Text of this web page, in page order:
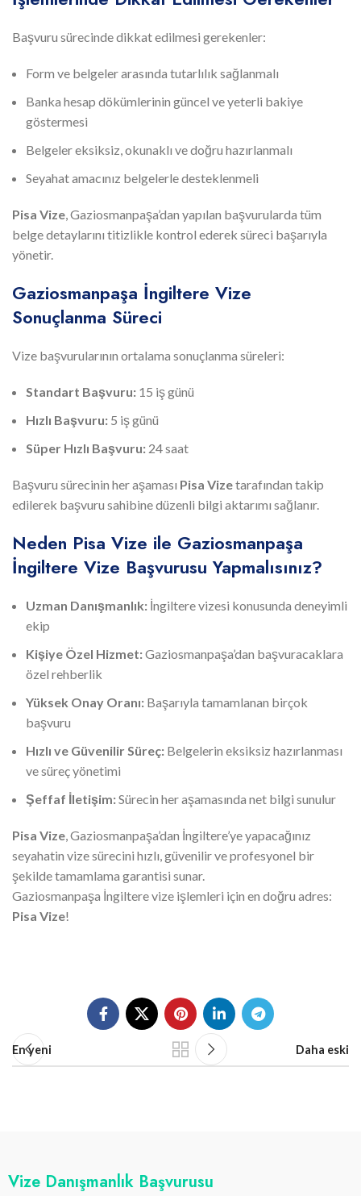
Başvuru sürecinde dikkat edilmesi gerekenler:
Form ve belgeler arasında tutarlılık sağlanmalı
Banka hesap dökümlerinin güncel ve yeterli bakiye
göstermesi
Belgeler eksiksiz, okunaklı ve doğru hazırlanmalı
Seyahat amacınız belgelerle desteklenmeli
Pisa Vize, Gaziosmanpaşa’dan yapılan başvurularda tüm
belge detaylarını titizlikle kontrol ederek süreci başarıyla
yönetir.
Gaziosmanpaşa İngiltere Vize
Sonuçlanma Süreci
Vize başvurularının ortalama sonuçlanma süreleri:
Standart Başvuru: 15 iş günü
Hızlı Başvuru: 5 iş günü
Süper Hızlı Başvuru: 24 saat
Başvuru sürecinin her aşaması Pisa Vizetarafından takip
edilerek başvuru sahibine düzenli bilgi aktarımı sağlanır.
Neden Pisa Vize ile Gaziosmanpaşa
İngiltere Vize Başvurusu Yapmalısınız?
Uzman Danışmanlık: İngiltere vizesi konusunda deneyimli
ekip
Kişiye Özel Hizmet:Gaziosmanpaşa’dan başvuracaklara
özel rehberlik
Yüksek Onay Oranı: Başarıyla tamamlanan birçok
başvuru
Hızlı ve Güvenilir Süreç: Belgelerin eksiksiz hazırlanması
ve süreç yönetimi
Şeffaf İletişim:Sürecin her aşamasında net bilgi sunulur
Pisa Vize, Gaziosmanpaşa’dan İngiltere’ye yapacağınız
seyahatin vize sürecini hızlı, güvenilir ve profesyonel bir
şekilde tamamlama garantisi sunar.
Gaziosmanpaşa İngiltere vize işlemleri için en doğru adres:
Pisa Vize!
En yeni Daha eski
Vize Danışmanlık Başvurusu